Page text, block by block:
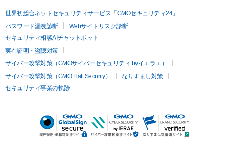
世界初総合ネットセキュリティサービス「GMOセキュリティ24」
パスワード漏洩診断
Webサイトリスク診断
セキュリティ相談AIチャットボット
実在証明・盗聴対策
サイバー攻撃対策（GMOサイバーセキュリティ byイエラエ）
サイバー攻撃対策（GMO Flatt Security）
なりすまし対策
セキュリティ事業の軌跡